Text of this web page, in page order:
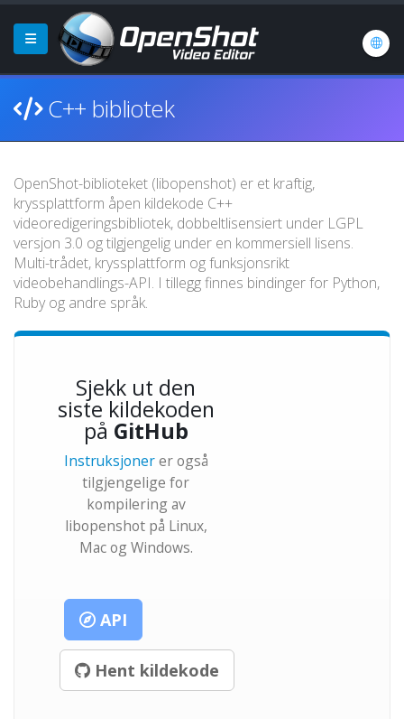
C++ bibliotek
OpenShot-biblioteket (libopenshot) er et kraftig,
kryssplattform åpen kildekode C++
videoredigeringsbibliotek, dobbeltlisensiert under LGPL
versjon 3.0 og tilgjengelig under en kommersiell lisens.
Multi-trådet, kryssplattform og funksjonsrikt
videobehandlings-API. I tillegg finnes bindinger for Python,
Ruby og andre språk.
Sjekk ut den
siste kildekoden
på GitHub
Instruksjonerer også
tilgjengelige for
kompilering av
libopenshot på Linux,
Mac og Windows.
API
Hent kildekode